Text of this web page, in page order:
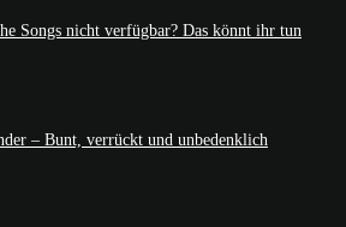
Songs nicht verfügbar? Das könnt ihr tun
– Bunt, verrückt und unbedenklich